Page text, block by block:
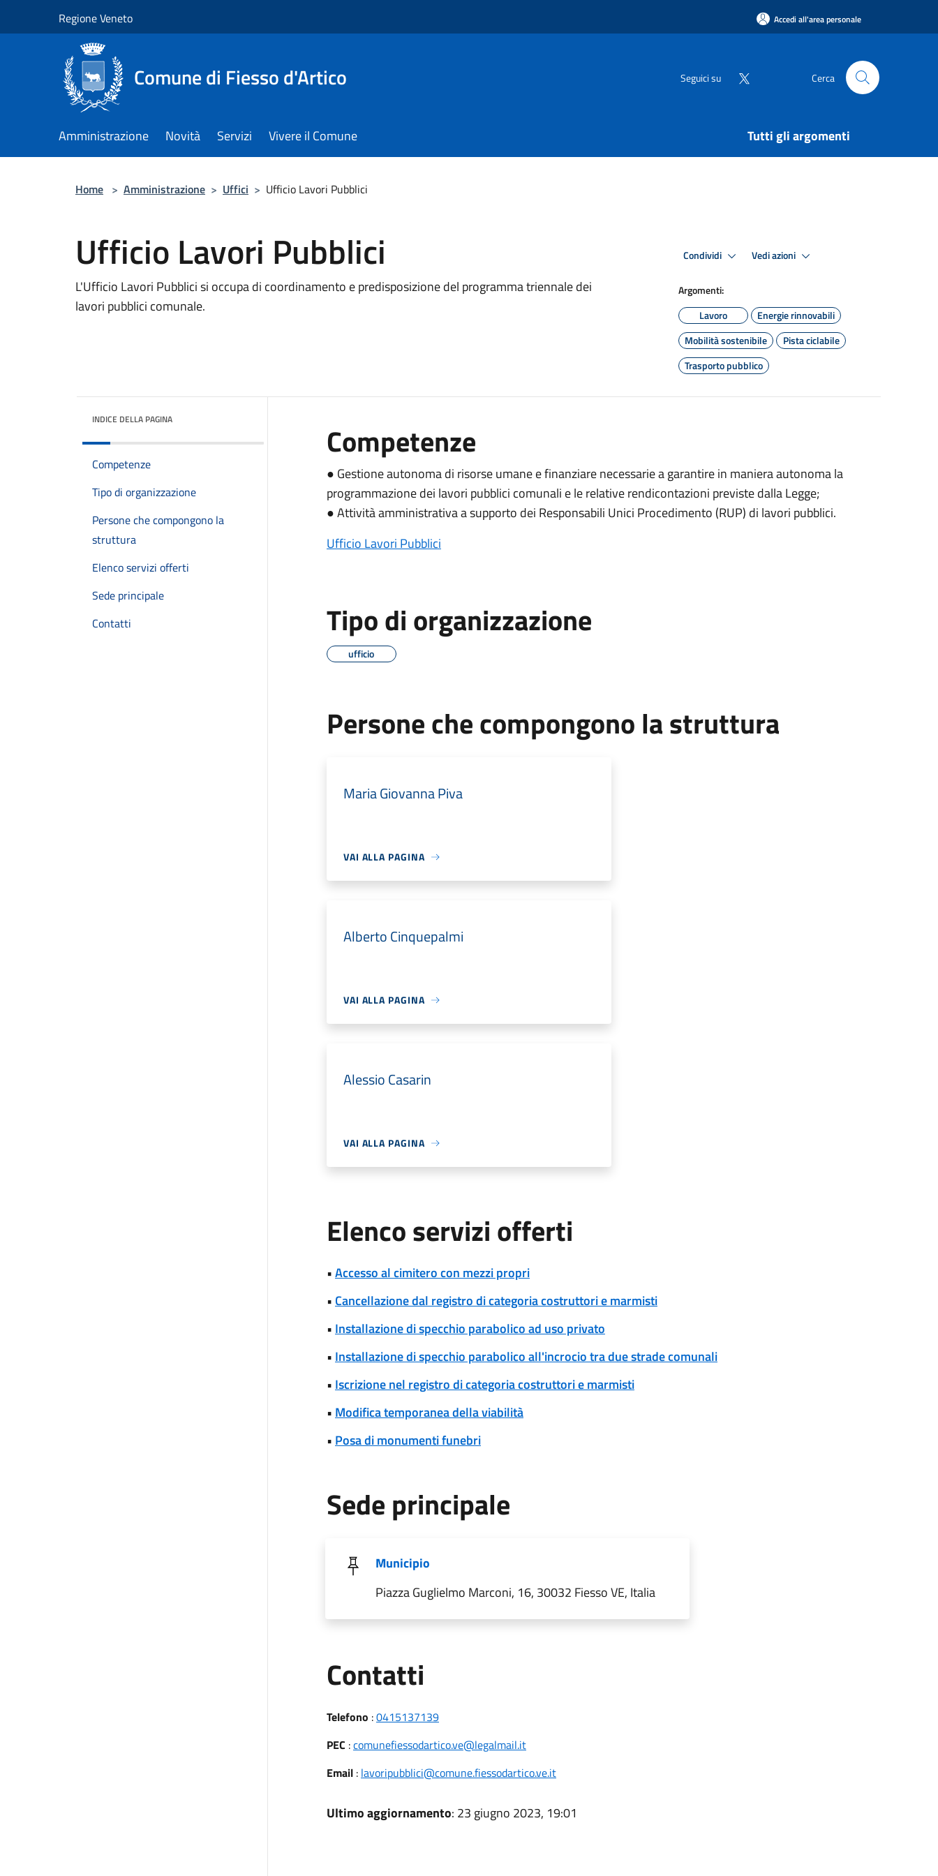
Regione Veneto Accedi all'area personale
Comune di Fiesso d'Artico Seguici su Cerca
Amministrazione Novità Servizi Vivere il Comune Tutti gli argomenti
Home > Amministrazione > Uffici > Ufficio Lavori Pubblici
Ufficio Lavori Pubblici
L'Ufficio Lavori Pubblici si occupa di coordinamento e predisposizione del programma triennale dei
lavori pubblici comunale.
Condividi Vedi azioni
Argomenti:
Lavoro
Energie rinnovabili
Mobilità sostenibile
Pista ciclabile
Trasporto pubblico
INDICE DELLA PAGINA
Competenze
Tipo di organizzazione
Persone che compongono la
struttura
Elenco servizi offerti
Sede principale
Contatti
Competenze
● Gestione autonoma di risorse umane e finanziare necessarie a garantire in maniera autonoma la
programmazione dei lavori pubblici comunali e le relative rendicontazioni previste dalla Legge;
● Attività amministrativa a supporto dei Responsabili Unici Procedimento (RUP) di lavori pubblici.
Ufficio Lavori Pubblici
Tipo di organizzazione
ufficio
Persone che compongono la struttura
Maria Giovanna Piva
VAI ALLA PAGINA
Alberto Cinquepalmi
VAI ALLA PAGINA
Alessio Casarin
VAI ALLA PAGINA
Elenco servizi offerti
•Accesso al cimitero con mezzi propri
• Cancellazione dal registro di categoria costruttori e marmisti
• Installazione di specchio parabolico ad uso privato
• Installazione di specchio parabolico all'incrocio tra due strade comunali
• Iscrizione nel registro di categoria costruttori e marmisti
• Modifica temporanea della viabilità
• Posa di monumenti funebri
Sede principale
Municipio
Piazza Guglielmo Marconi, 16, 30032 Fiesso VE, Italia
Contatti
Telefono :0415137139
PEC :comunefiessodartico.ve@legalmail.it
Email: lavoripubblici@comune.fiessodartico.ve.it
Ultimo aggiornamento: 23 giugno 2023, 19:01